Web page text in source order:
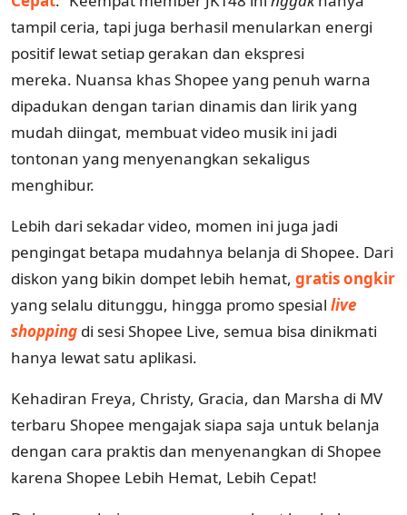
tampil ceria, tapi juga berhasil menularkan energi
positif lewat setiap gerakan dan ekspresi
mereka. Nuansa khas Shopee yang penuh warna
dipadukan dengan tarian dinamis dan lirik yang
mudah diingat, membuat video musik ini jadi
tontonan yang menyenangkan sekaligus
menghibur.
Lebih dari sekadar video, momen ini juga jadi
pengingat betapa mudahnya belanja di Shopee. Dari
diskon yang bikin dompet lebih hemat, gratis ongkir
yang selalu ditunggu, hingga promo spesial live
shopping di sesi Shopee Live, semua bisa dinikmati
hanya lewat satu aplikasi.
Kehadiran Freya, Christy, Gracia, dan Marsha di MV
terbaru Shopee mengajak siapa saja untuk belanja
dengan cara praktis dan menyenangkan di Shopee
karena Shopee Lebih Hemat, Lebih Cepat!